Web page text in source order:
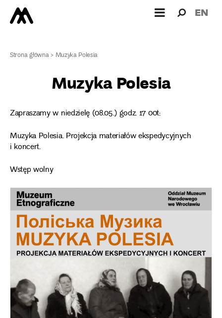
dla: EN
Strona główna> Muzyka Polesia
Muzyka Polesia
Zapraszamy w niedzielę (08.05.) godz. 17 00t:
Muzyka Polesia. Projekcja materiałów ekspedycyjnych
i koncert.
Wstęp wolny